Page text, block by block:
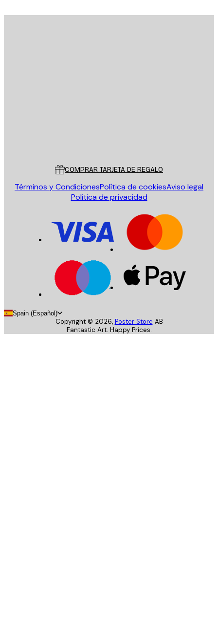
COMPRAR TARJETA DE REGALO
Términos y CondicionesPolítica de cookiesAviso legal
Política de privacidad
Spain (Español)
Copyright © 2026, Poster Store AB
Fantastic Art. Happy Prices.